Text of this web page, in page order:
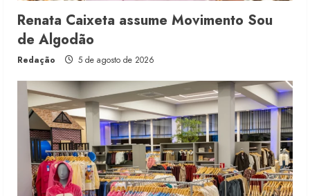
Renata Caixeta assume Movimento Sou
de Algodão
Redação 5 de agosto de 2026